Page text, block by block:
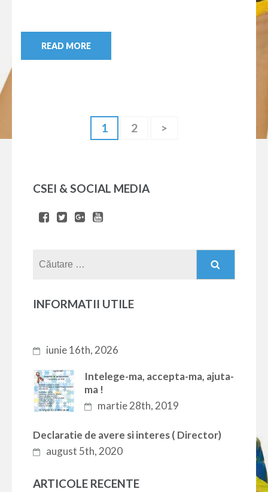
READ MORE
Page
1 Page
2 >
CSEI & SOCIAL MEDIA
INFORMATII UTILE
iunie 16th, 2026
Intelege-ma, accepta-ma, ajuta-
ma !
martie 28th, 2019
Declaratie de avere si interes ( Director)
august 5th, 2020
ARTICOLE RECENTE